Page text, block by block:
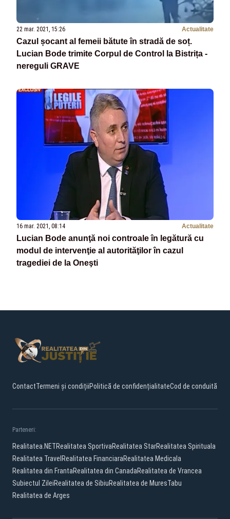
22 mar. 2021, 15:26 Actualitate
Cazul șocant al femeii bătute în stradă de soț.
Lucian Bode trimite Corpul de Control la Bistrița -
nereguli GRAVE
16 mar. 2021, 08:14 Actualitate
Lucian Bode anunţă noi controale în legătură cu
modul de intervenţie al autorităţilor în cazul
tragediei de la Oneşti
ContactTermeni și condițiiPolitică de confidențialitateCod de conduită
Parteneri:
Realitatea.NETRealitatea SportivaRealitatea StarRealitatea Spirituala
Realitatea Travel Realitatea FinanciaraRealitatea Medicala
Realitatea din FrantaRealitatea din CanadaRealitatea de Vrancea
Subiectul ZileiRealitatea de SibiuRealitatea de MuresTabu
Realitatea de Arges